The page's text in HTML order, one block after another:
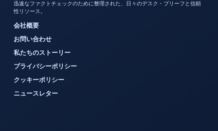
迅速なファクトチェックのために整理された、日々のデスク・ブリーフと信頼
性リソース。
会社概要
お問い合わせ
私たちのストーリー
プライバシーポリシー
クッキーポリシー
ニュースレター